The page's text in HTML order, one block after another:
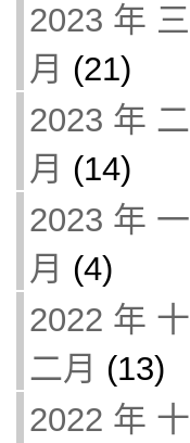
2023 年 三
月 (21)
2023 年 二
月 (14)
2023 年 一
月 (4)
2022 年 十
二月 (13)
2022 年 十